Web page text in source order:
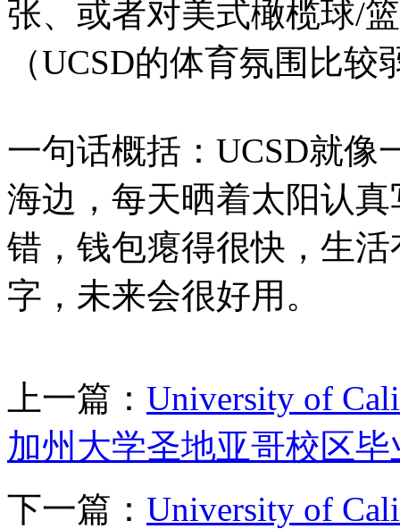
张、或者对美式橄榄球/
（UCSD的体育氛围比较
一句话概括：UCSD就像
海边，每天晒着太阳认
错，钱包瘪得很快，生
字，未来会很好用。
上一篇： University of
加州大学圣地亚哥校区毕
下一篇： University of